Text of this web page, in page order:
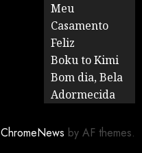
Meu
Casamento
Feliz
Boku to Kimi
Bom dia, Bela
Adormecida
ChromeNews by AF themes.